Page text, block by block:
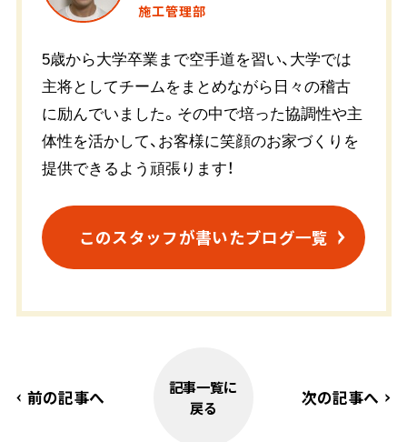
施工管理部
5歳から大学卒業まで空手道を習い、大学では
主将としてチームをまとめながら日々の稽古
に励んでいました。その中で培った協調性や主
体性を活かして、お客様に笑顔のお家づくりを
提供できるよう頑張ります！
このスタッフが書いたブログ一覧
前の記事へ
記事一覧に
戻る
次の記事へ